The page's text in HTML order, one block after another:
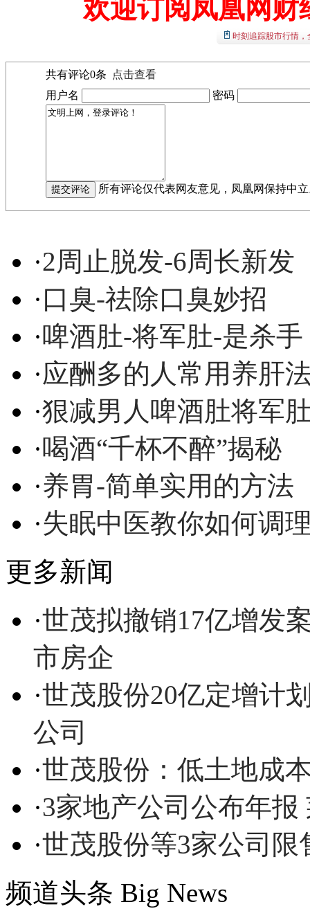
欢迎订阅凤凰网财
时刻追踪股市行情
共有评论0条
点击查看
用户名
密码
所有评论仅代表网友意见，凤凰网保持中
·2周止脱发-6周长新发
·口臭-祛除口臭妙招
·啤酒肚-将军肚-是杀手
·应酬多的人常用养肝
·狠减男人啤酒肚将军
·喝酒“千杯不醉”揭秘
·养胃-简单实用的方法
·失眠中医教你如何调
更多新闻
·世茂拟撤销17亿增发
市房企
·世茂股份20亿定增计
公司
·世茂股份：低土地成
·3家地产公司公布年
·世茂股份等3家公司限
频道头条 Big News